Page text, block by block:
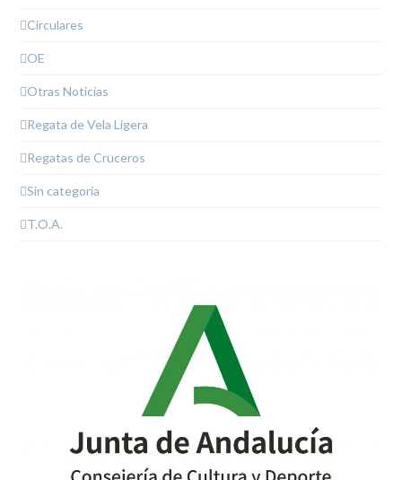
Circulares
OE
Otras Noticias
Regata de Vela Ligera
Regatas de Cruceros
Sin categoría
T.O.A.